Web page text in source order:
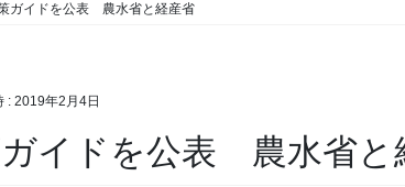
ガイドを公表 農水省と経産省
: 2019年2月4日
イドを公表 農水省と